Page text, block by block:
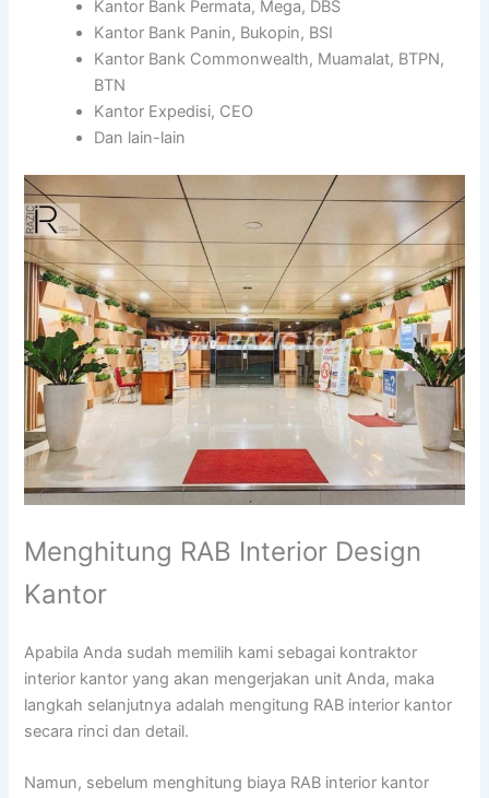
Kantor Bank Permata, Mega, DBS
Kantor Bank Panin, Bukopin, BSI
Kantor Bank Commonwealth, Muamalat, BTPN,
BTN
Kantor Expedisi, CEO
Dan lain-lain
Menghitung RAB Interior Design
Kantor
Apabila Anda sudah memilih kami sebagai kontraktor
interior kantor yang akan mengerjakan unit Anda, maka
langkah selanjutnya adalah mengitung RAB interior kantor
secara rinci dan detail.
Namun, sebelum menghitung biaya RAB interior kantor